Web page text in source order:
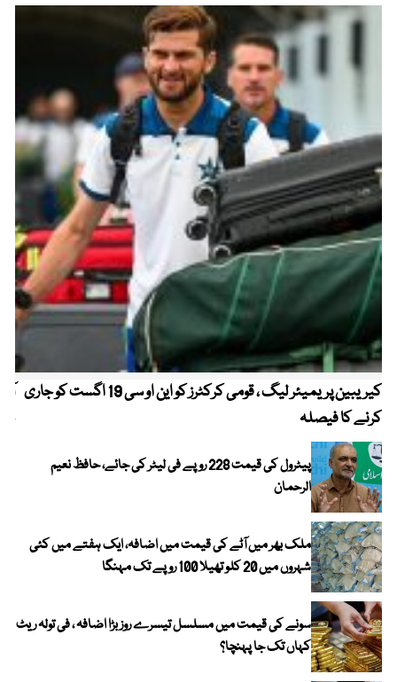
کیریبین پریمیئر لیگ ، قومی کرکٹرز کو این او سی 19 اگست کو جاری
کرنے کا فیصلہ
پیٹرول کی قیمت 228 روپے فی لیٹر کی جائے، حافظ نعیم
الرحمان
ملک بھر میں آٹے کی قیمت میں اضافہ، ایک ہفتے میں کئی
شہروں میں 20 کلو تھیلا 100 روپے تک مہنگا
سونے کی قیمت میں مسلسل تیسرے روز بڑا اضافہ ، فی تولہ ریٹ
کہاں تک جا پہنچا؟